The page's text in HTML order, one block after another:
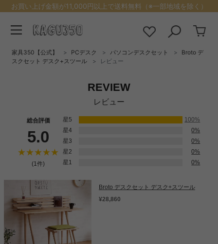
お買い上げ金額が11,000円以上で送料無料（※一部地域を除く）
家具350【公式】 PCデスク パソコンデスクセット
Broto デ
スクセット デスク+スツール
レビュー
REVIEW
レビュー
Broto デスクセット デスク+スツール
¥28,860
総合評価
5.0
(1件)
星5
100%
星4
0%
星3
0%
星2
0%
星1
0%